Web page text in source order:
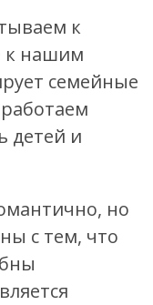
к
к нашим
семейные
детей и
но
с тем, что